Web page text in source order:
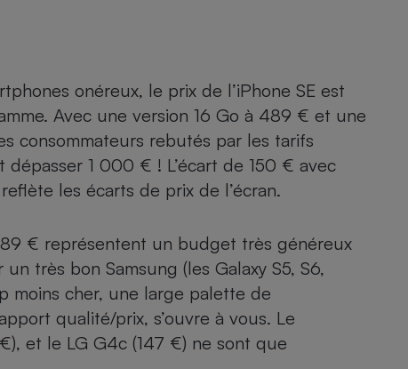
onéreux, le prix de l’iPhone SE est
Avec une version 16 Go à 489 € et une
consommateurs rebutés par les tarifs
1 000 € ! L’écart de 150 € avec
les écarts de prix de l’écran.
€ représentent un budget très généreux
très bon Samsung (les Galaxy S5, S6,
moins cher, une large palette de
qualité/prix, s’ouvre à vous. Le
et le LG G4c (147 €) ne sont que